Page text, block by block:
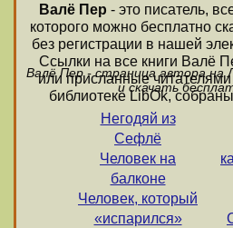
Валё Пер - это писатель,
которого можно бесплатно
без регистрации в нашей
Ссылки на все книги Валё
или присланные
библиотеке LibOk,
Валё Пер - страница автора на
и скачать
Негодяй из
Сефлё
Человек на
балконе
Человек, который
«испарился»